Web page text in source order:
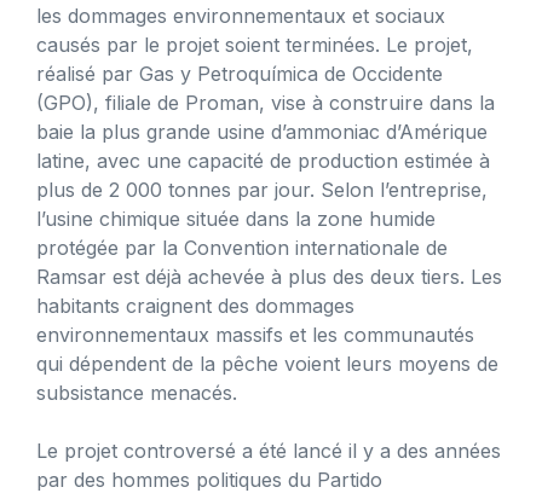
les dommages environnementaux et sociaux
causés par le projet soient terminées. Le projet,
réalisé par Gas y Petroquímica de Occidente
(GPO), filiale de Proman, vise à construire dans la
baie la plus grande usine d’ammoniac d’Amérique
latine, avec une capacité de production estimée à
plus de 2 000 tonnes par jour. Selon l’entreprise,
l’usine chimique située dans la zone humide
protégée par la Convention internationale de
Ramsar est déjà achevée à plus des deux tiers. Les
habitants craignent des dommages
environnementaux massifs et les communautés
qui dépendent de la pêche voient leurs moyens de
subsistance menacés.
Le projet controversé a été lancé il y a des années
par des hommes politiques du Partido